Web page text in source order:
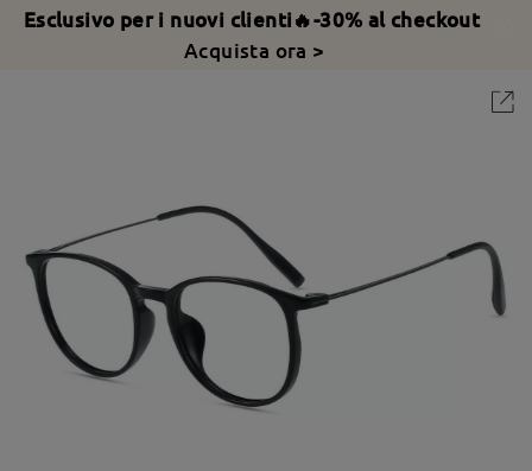
Esclusivo per i nuovi clienti🔥-30% al checkout
Acquista ora >